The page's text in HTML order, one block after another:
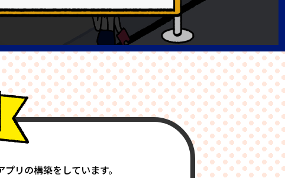
リの構築をしています。